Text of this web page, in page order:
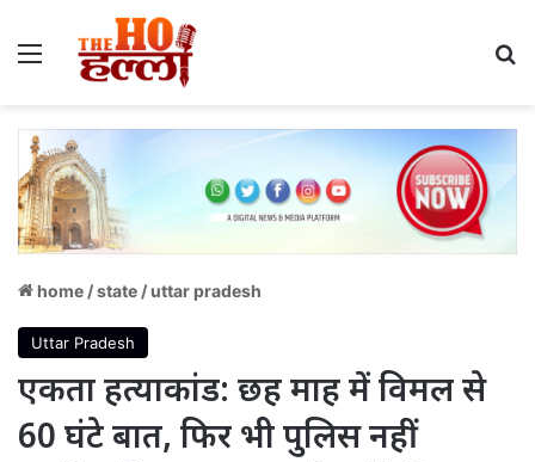
Menu
home /state /uttar pradesh
Uttar Pradesh
एकता हत्याकांड: छह माह में विमल से
60 घंटे बात, फिर भी पुलिस नहीं